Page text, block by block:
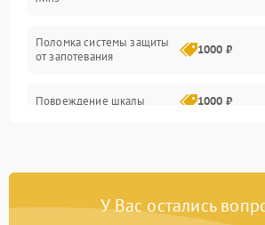
Поломка системы защиты
от запотевания
1000 ₽
Повреждение шкалы 1000 ₽
У Вас остались